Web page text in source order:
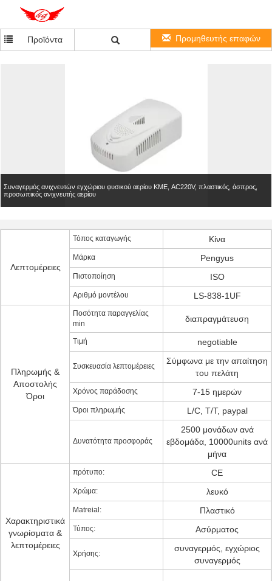
Προϊόντα Προμηθευτής επαφών
Συναγερμός ανιχνευτών εγχώριου φυσικού αερίου ΚΜΕ, AC220V, πλαστικός, άσπρος,
προσωπικός ανιχνευτής αερίου
Λεπτομέρειες
Τόπος καταγωγής Κίνα
Μάρκα Pengyus
Πιστοποίηση ISO
Αριθμό μοντέλου LS-838-1UF
Πληρωμής &
Αποστολής
Όροι
Ποσότητα παραγγελίας
min
διαπραγμάτευση
Τιμή negotiable
Συσκευασία λεπτομέρειες
Σύμφωνα με την απαίτηση
του πελάτη
Χρόνος παράδοσης 7-15 ημερών
Όροι πληρωμής L/C, T/T, paypal
Δυνατότητα προσφοράς
2500 μονάδων ανά
εβδομάδα, 10000units ανά
μήνα
Χαρακτηριστικά
γνωρίσματα &
λεπτομέρειες
πρότυπο: CE
Χρώμα: λευκό
Matreial: Πλαστικό
Τύπος: Ασύρματος
Χρήσης:
συναγερμός, εγχώριος
συναγερμός